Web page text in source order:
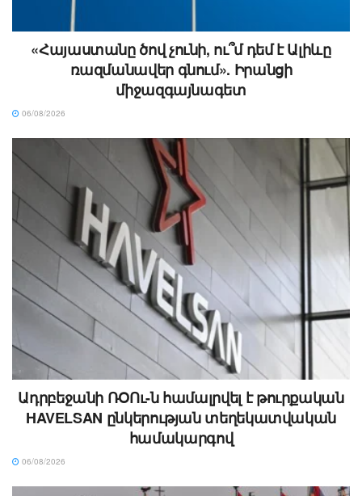
«Հայաստանը ծով չունի, ու՞մ դեմ է Ալիևը
ռազմանավեր գնում». Իրանցի
միջազգայնագետ
06/08/2026
Ադրբեջանի ՌՕՈւ-ն համալրվել է թուրքական
HAVELSAN ընկերության տեղեկատվական
համակարգով
06/08/2026